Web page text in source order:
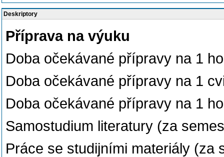
Deskriptory
Příprava na výuku
Doba očekávané přípravy na 1
Doba očekávané přípravy na 1
Doba očekávané přípravy na 1
Samostudium literatury (za
Práce se studijními materiály (za